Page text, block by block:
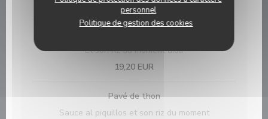
personnel
Politique de gestion des cookies
18,90 EUR
Et son riz du moment aïoli
19,20 EUR
Pavé de thon
Sauce al piquillos et son riz du moment